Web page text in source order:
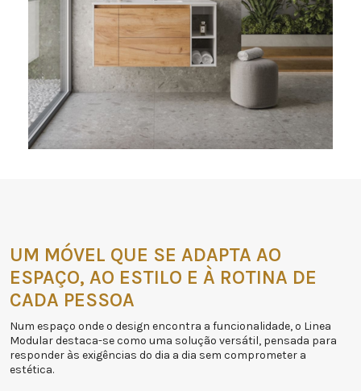
UM MÓVEL QUE SE ADAPTA AO
ESPAÇO, AO ESTILO E À ROTINA DE
CADA PESSOA
Num espaço onde o design encontra a funcionalidade, o Linea
Modular destaca-se como uma solução versátil, pensada para
responder às exigências do dia a dia sem comprometer a
estética.